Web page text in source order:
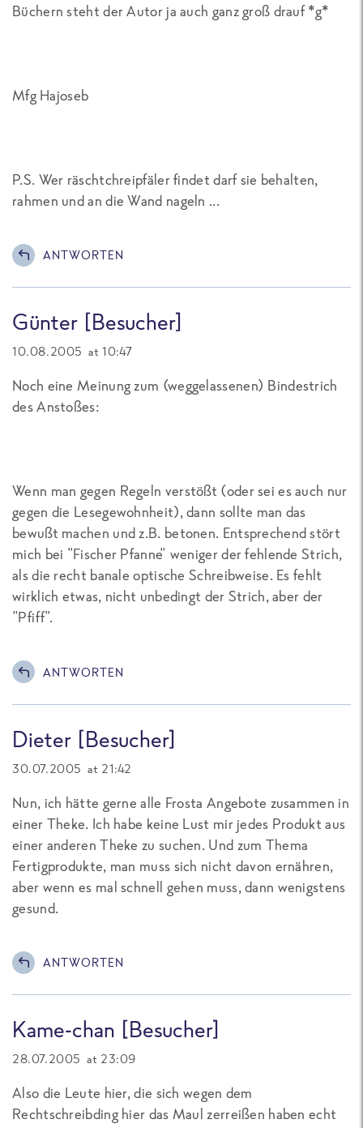
Büchern steht der Autor ja auch ganz groß drauf *g*
Mfg Hajoseb
P.S. Wer räschtchreipfäler findet darf sie behalten,
rahmen und an die Wand nageln ...
ANTWORTEN
Günter [Besucher]
10.08.2005 at 10:47
Noch eine Meinung zum (weggelassenen) Bindestrich
des Anstoßes:
Wenn man gegen Regeln verstößt (oder sei es auch nur
gegen die Lesegewohnheit), dann sollte man das
bewußt machen und z.B. betonen. Entsprechend stört
mich bei "Fischer Pfanne" weniger der fehlende Strich,
als die recht banale optische Schreibweise. Es fehlt
wirklich etwas, nicht unbedingt der Strich, aber der
"Pfiff".
ANTWORTEN
Dieter [Besucher]
30.07.2005 at 21:42
Nun, ich hätte gerne alle Frosta Angebote zusammen in
einer Theke. Ich habe keine Lust mir jedes Produkt aus
einer anderen Theke zu suchen. Und zum Thema
Fertigprodukte, man muss sich nicht davon ernähren,
aber wenn es mal schnell gehen muss, dann wenigstens
gesund.
ANTWORTEN
Kame-chan [Besucher]
28.07.2005 at 23:09
Also die Leute hier, die sich wegen dem
Rechtschreibding hier das Maul zerreißen haben echt